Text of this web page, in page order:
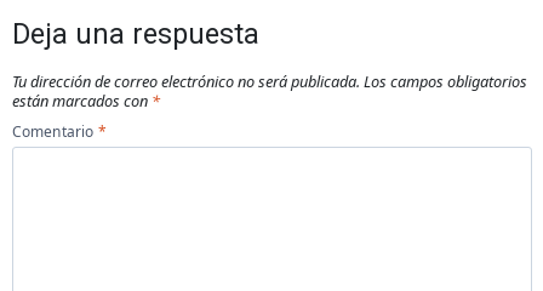
Deja una respuesta
Tu dirección de correo electrónico no será publicada. Los campos obligatorios
están marcados con *
Comentario *